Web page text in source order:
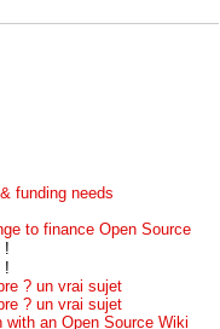
funding needs
to finance Open Source
!
!
? un vrai sujet
? un vrai sujet
with an Open Source Wiki